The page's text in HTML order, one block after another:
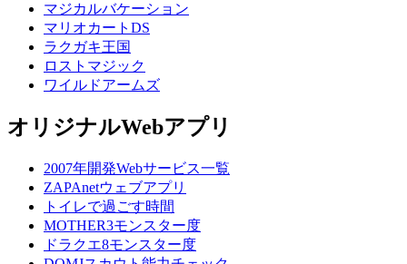
マジカルバケーション
マリオカートDS
ラクガキ王国
ロストマジック
ワイルドアームズ
オリジナルWebアプリ
2007年開発Webサービス一覧
ZAPAnetウェブアプリ
トイレで過ごす時間
MOTHER3モンスター度
ドラクエ8モンスター度